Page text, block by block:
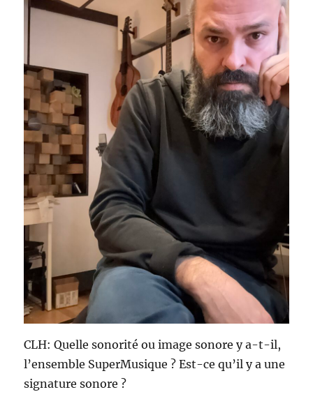
CLH: Quelle sonorité ou image sonore y a-t-il,
l’ensemble SuperMusique ? Est-ce qu’il y a une
signature sonore ?